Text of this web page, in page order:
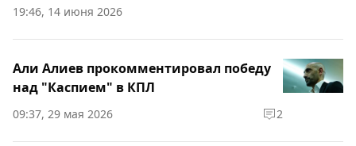
19:46, 14 июня 2026
Али Алиев прокомментировал победу
над "Каспием" в КПЛ
09:37, 29 мая 2026 2